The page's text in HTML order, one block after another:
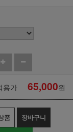
용가 65,000원
품 장바구니